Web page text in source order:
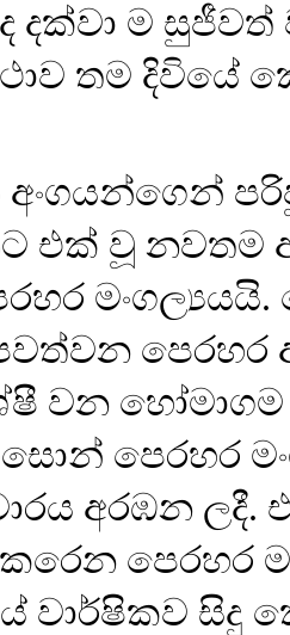
දක්වා ම
තම
එක් වූ නවතම
වන හෝමාගම
පෙරහර
අරඹන ලදී.
පෙරහර
වාර්ෂිකව සිදු